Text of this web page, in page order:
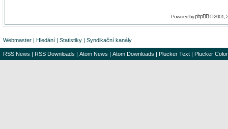
Powered byphpBB© 2001,
Webmaster | Hledání | Statistiky | Syndikační kanály
RSS News | RSS Downloads | Atom News | Atom Downloads | Plucker Text | Plucker Color